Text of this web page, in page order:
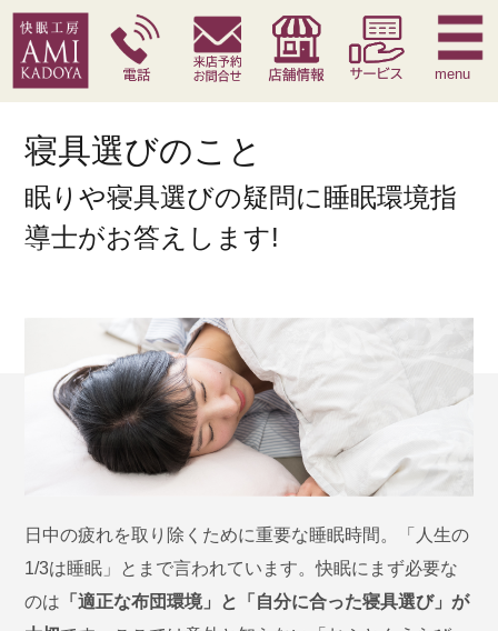
快眠枕 腰痛対策寝具 季節寝具 サービス
menu
寝具選びのこと
眠りや寝具選びの疑問に睡眠環境指
導士がお答えします!
日中の疲れを取り除くために重要な睡眠時間。「人生の
1/3は睡眠」とまで言われています。快眠にまず必要な
のは 「適正な布団環境」と「自分に合った寝具選び」が